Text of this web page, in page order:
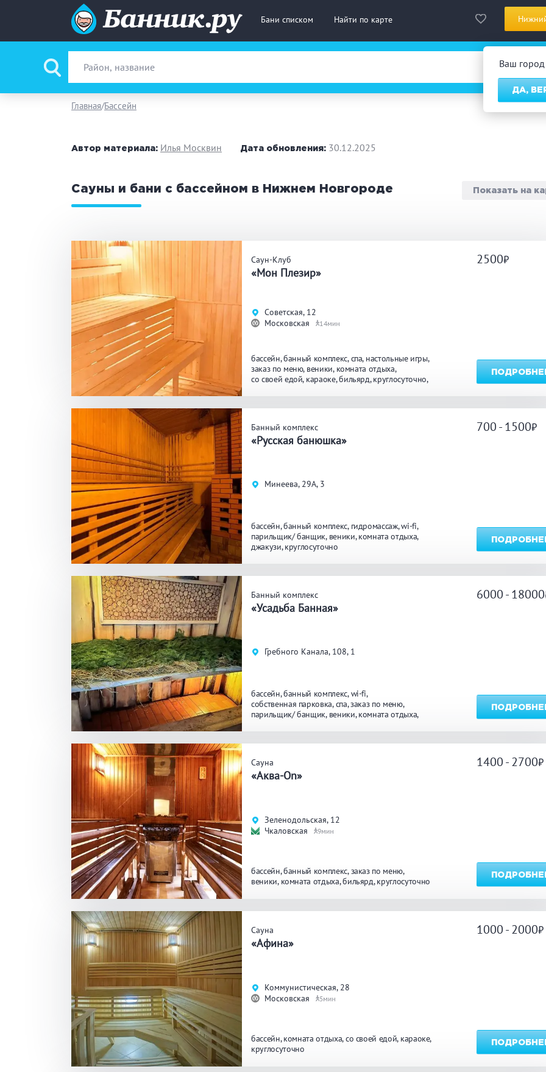
Бани списком Найти по карте
Ваш
ДА,
Вид парной На
Вместимость
Банные услуги
Кедровая бочка
Общие
Аква-зона
Бассейн
Бассейн на улице
Развлечения Бильярд Караоке
Кухня Мангал/ барбекю
Удобства
На берегу водоема
ПРИМЕНИТЬ ФИЛЬТРЫ ЗАКРЫТЬ
Главная Бассейн
Автор материала: Илья Москвин Дата обновления: 30.12.2025
Сауны и бани с бассейном в Нижнем Новгороде Показать на
Саун-Клуб
«Мон Плезир»
Советская, 12
Московская
14
бассейн банный комплекс спа настольные игры
заказ по меню веники комната отдыха
со своей едой караоке бильярд круглосуточно
2500
Банный комплекс
«Русская банюшка»
Минеева, 29А, 3
бассейн банный комплекс гидромассаж wi-fi
парильщик/ банщик веники комната отдыха
джакузи круглосуточно
700 - 1500
Банный комплекс
«Усадьба Банная»
Гребного Канала, 108, 1
бассейн банный комплекс wi-fi
собственная парковка спа заказ по меню
парильщик/ банщик веники комната отдыха
6000 - 18000
Сауна
«Аква-On»
Зеленодольская, 12
Чкаловская
9
бассейн банный комплекс заказ по меню
веники комната отдыха бильярд круглосуточно
1400 - 2700
Сауна
«Афина»
Коммунистическая, 28
Московская
5
бассейн комната отдыха со своей едой караоке
круглосуточно
1000 - 2000